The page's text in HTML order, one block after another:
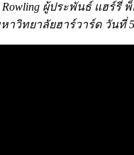
ผู้ประพันธ์ แฮร์รี่
วิทยาลัยฮาร์วาร์ด วันที่